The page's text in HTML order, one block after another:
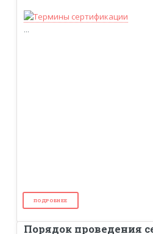
...
ПОДРОБНЕЕ
Порядок проведения